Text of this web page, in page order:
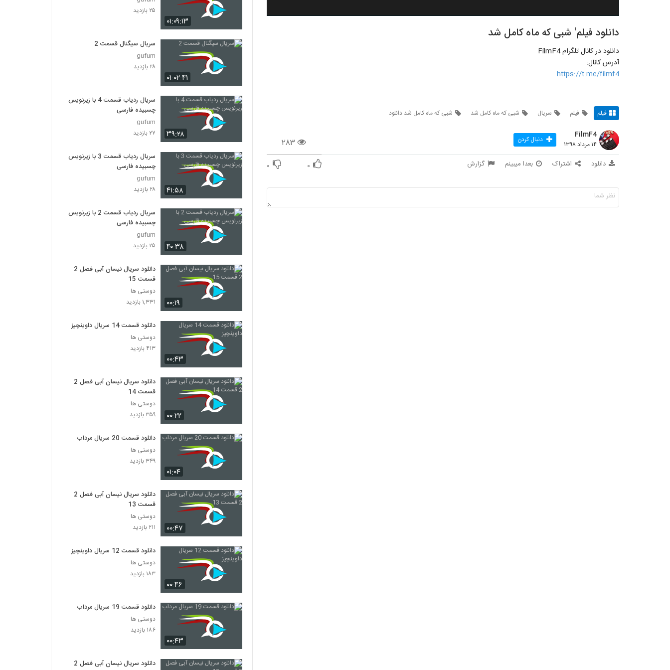
دانلود فیلم' شبی که ماه کامل شد
دانلود در کانال تلگرام FilmF4
آدرس کانال:
https://t.me/filmf4
فیلم فیلم سریال شبی که ماه کامل شد شبی که ماه کامل شد دانلود
۲۸۳
FilmF4
۱۴ مرداد ۱۳۹۸ دنبال کردن
دانلود اشتراک بعدا میبینم گزارش ۰ ۰
۰۱:۰۹:۱۳
۲۵ بازدید
۰۱:۰۲:۴۱
سریال سیگنال قسمت 2
gufum
۲۸ بازدید
۳۹:۲۸
سریال ردیاب قسمت 4 با زیرنویس
چسبیده فارسی
gufum
۲۷ بازدید
۴۱:۵۸
سریال ردیاب قسمت 3 با زیرنویس
چسبیده فارسی
gufum
۲۸ بازدید
۴۰:۳۸
سریال ردیاب قسمت 2 با زیرنویس
چسبیده فارسی
gufum
۲۵ بازدید
۰۰:۱۹
دانلود سریال نیسان آبی فصل 2
قسمت 15
دوستی ها
۱,۳۳۱ بازدید
۰۰:۴۳
دانلود قسمت 14 سریال داوینچیز
دوستی ها
۴۱۳ بازدید
۰۰:۲۲
دانلود سریال نیسان آبی فصل 2
قسمت 14
دوستی ها
۳۵۹ بازدید
۰۱:۰۴
دانلود قسمت 20 سریال مرداب
دوستی ها
۳۴۹ بازدید
۰۰:۴۷
دانلود سریال نیسان آبی فصل 2
قسمت 13
دوستی ها
۲۱۱ بازدید
۰۰:۴۶
دانلود قسمت 12 سریال داوینچیز
دوستی ها
۱۸۳ بازدید
۰۰:۴۳
دانلود قسمت 19 سریال مرداب
دوستی ها
۱۸۶ بازدید
دانلود سریال نیسان آبی فصل 2